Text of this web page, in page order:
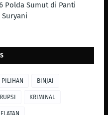
Polda Sumut di Panti
PILIHAN BINJAI
KRIMINAL